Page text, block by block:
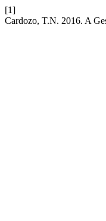
[1]
Cardozo, T.N. 2016. A